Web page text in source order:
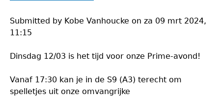
Submitted by Kobe Vanhoucke on za 09 mrt 2024,
11:15
Dinsdag 12/03 is het tijd voor onze Prime-avond!
Vanaf 17:30 kan je in de S9 (A3) terecht om
spelletjes uit onze omvangrijke